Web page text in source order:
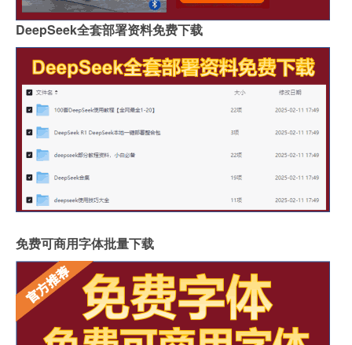
DeepSeek全套部署资料免费下载
免费可商用字体批量下载